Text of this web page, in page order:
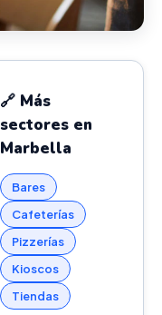
🔗 Más
sectores en
Marbella
Bares
Cafeterías
Pizzerías
Kioscos
Tiendas